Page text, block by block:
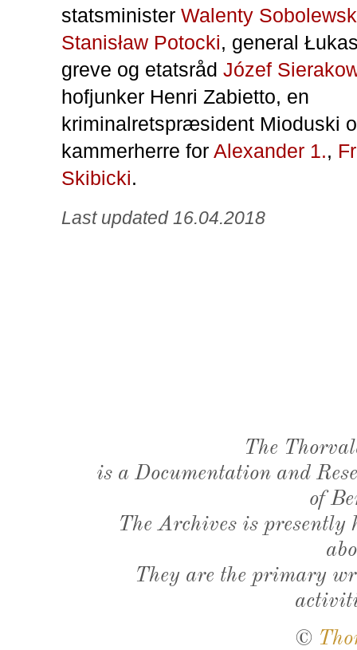
statsminister Walenty
Stanisław Potocki, general
greve og etatsråd Józef
hofjunker Henri Zabietto, en
kriminalretspræsident Mioduski
kammerherre for Alexander 1.,
Skibicki.
Last updated 16.04.2018
The
is a Documentation and
of
The Archives is presently
They are the primary
©